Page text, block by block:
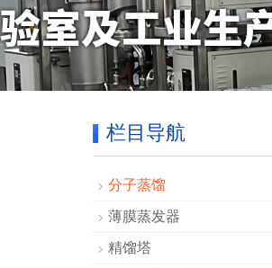
栏目导航
分子蒸馏
薄膜蒸发器
精馏塔